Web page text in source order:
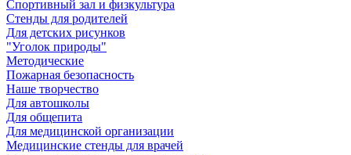
Спортивный зал и физкультура
Стенды для родителей
Для детских рисунков
"Уголок природы"
Методические
Пожарная безопасность
Наше творчество
Для автошколы
Для общепита
Для медицинской организации
Медицинские стенды для врачей